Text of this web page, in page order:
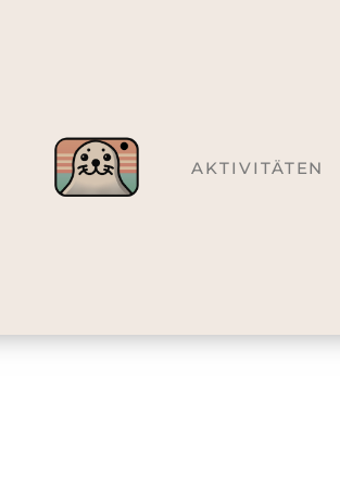
AKTIVITÄTEN